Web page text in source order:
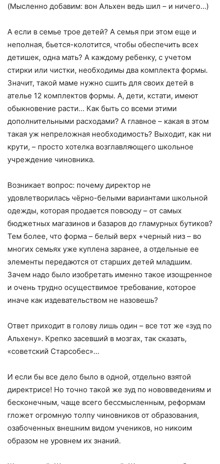
(Мысленно добавим: вон Альхен ведь шил – и ничего…)
А если в семье трое детей? А семья при этом еще и
неполная, бьется-колотится, чтобы обеспечить всех
детишек, одна мать? А каждому ребенку, с учетом
стирки или чистки, необходимы два комплекта формы.
Значит, такой маме нужно сшить для своих детей в
ателье 12 комплектов формы. А, дети, кстати, имеют
обыкновение расти… Как быть со всеми этими
дополнительными расходами? А главное – какая в этом
такая уж непреложная необходимость? Выходит, как ни
крути, – просто хотелка возглавляющего школьное
учреждение чиновника.
Возникает вопрос: почему директор не
удовлетворилась чёрно-белыми вариантами школьной
одежды, которая продается повсюду – от самых
бюджетных магазинов и базаров до гламурных бутиков?
Тем более, что форма – белый верх +черный низ – во
многих семьях уже куплена заранее, а отдельные ее
элементы передаются от старших детей младшим.
Зачем надо было изобретать именно такое изощренное
и очень трудно осуществимое требование, которое
иначе как издевательством не назовешь?
Ответ приходит в голову лишь один – все тот же «зуд по
Альхену». Крепко засевший в мозгах, так сказать,
«советский Старсобес»…
И если бы все дело было в одной, отдельно взятой
директрисе! Но точно такой же зуд по нововведениям и
бесконечным, чаще всего бессмысленным, реформам
гложет огромную толпу чиновников от образования,
озабоченных внешним видом учеников, но никоим
образом не уровнем их знаний.